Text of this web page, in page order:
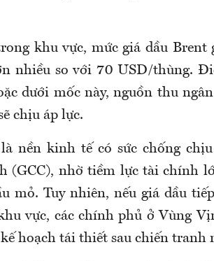
khu vực, mức giá dầu Brent
nhiều so với 70 USD/thùng.
dưới mốc này, nguồn thu
chịu áp lực.
nền kinh tế có sức chống
(GCC), nhờ tiềm lực tài chính
mỏ. Tuy nhiên, nếu giá dầu
vực, các chính phủ ở Vùng
hoạch tái thiết sau chiến tranh